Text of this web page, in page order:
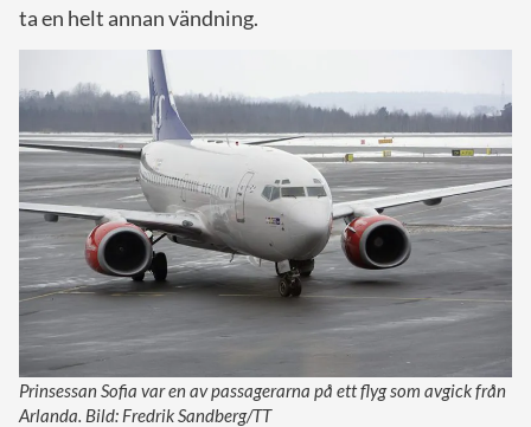
ta en helt annan vändning.
Prinsessan Sofia var en av passagerarna på ett flyg som avgick från
Arlanda. Bild: Fredrik Sandberg/TT